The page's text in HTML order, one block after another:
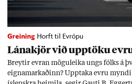
Greining Horft til Evrópu
Lána­kjör við upp­töku
Breyt­ir evr­an mögu­leika ungs fólks á
eigna­mark­að­inn? Upp­taka evru